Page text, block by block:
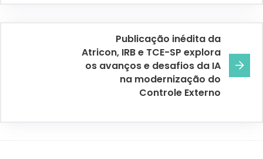
Publicação inédita da
Atricon, IRB e TCE-SP explora
os avanços e desafios da IA
na modernização do
Controle Externo